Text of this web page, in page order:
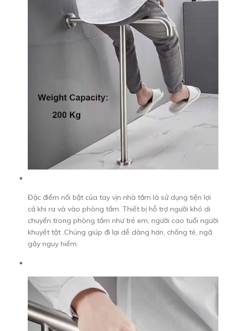
Đặc điểm nổi bật của tay vịn nhà tắm là sử dụng tiện lợi
cả khi ra và vào phòng tắm. Thiết bị hỗ trợ người khó di
chuyển trong phòng tắm như trẻ em, người cao tuổi người
khuyết tật .Chúng giúp đi lại dễ dàng hơn, chống té, ngã
gây nguy hiểm.